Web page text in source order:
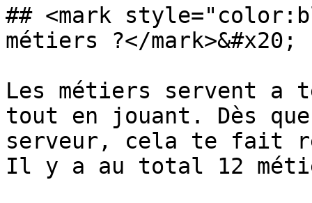
## <mark
métiers ?</mark>&#x20;
Les métiers servent a
tout en jouant. Dès
serveur, cela te fait
Il y a au total 12